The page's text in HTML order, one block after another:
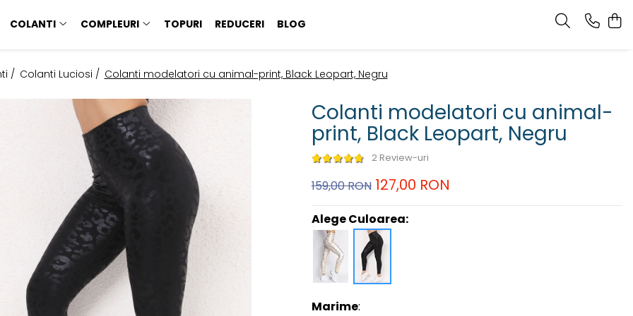
COLANTI COMPLEURI TOPURI REDUCERI BLOG
/ Colanti Luciosi / Colanti modelatori cu animal-print, Black Leopart, Negru
Colanti modelatori cu animal-
print, Black Leopart, Negru
2 Review-uri
159,00 RON 127,00 RON
Alege Culoarea:
Marime: